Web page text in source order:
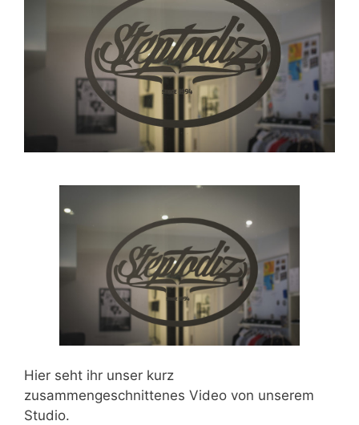
Hier seht ihr unser kurz
zusammengeschnittenes Video von unserem
Studio.